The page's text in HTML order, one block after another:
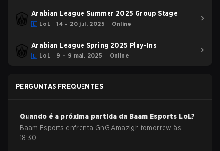
Arabian League Summer 2025 Group Stage
LoL 14 – 20 jul. 2025 Online
Arabian League Spring 2025 Play-Ins
LoL 9 – 9 mai. 2025 Online
PERGUNTAS FREQUENTES
Quando é a próxima partida da Baam Esports LoL?
Baam Esports enfrenta GnG Amazigh tomorrow às
18:30.